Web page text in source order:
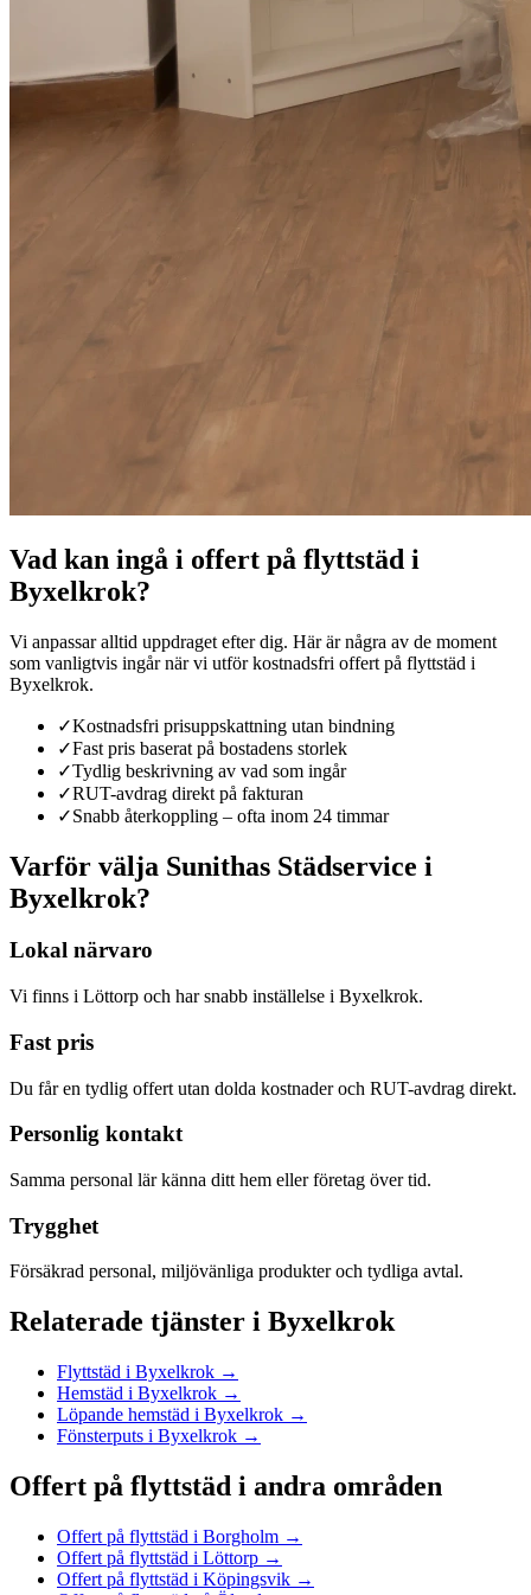
Vad kan ingå i offert på flyttstäd i
Byxelkrok?
Vi anpassar alltid uppdraget efter dig. Här är några av de moment
som vanligtvis ingår när vi utförkostnadsfri offert på flyttstäd i
Byxelkrok.
✓Kostnadsfri prisuppskattning utan bindning
✓Fast pris baserat på bostadens storlek
✓Tydlig beskrivning av vad som ingår
✓RUT-avdrag direkt på fakturan
✓Snabb återkoppling – ofta inom 24 timmar
Varför välja Sunithas Städservice i
Byxelkrok?
Lokal närvaro
Vi finns i Löttorp och har snabb inställelse i Byxelkrok.
Fast pris
Du får en tydlig offert utan dolda kostnader och RUT-avdrag direkt.
Personlig kontakt
Samma personal lär känna ditt hem eller företag över tid.
Trygghet
Försäkrad personal, miljövänliga produkter och tydliga avtal.
Relaterade tjänster i Byxelkrok
Flyttstäd i Byxelkrok →
Hemstäd i Byxelkrok →
Löpande hemstäd i Byxelkrok →
Fönsterputs i Byxelkrok →
Offert på flyttstäd i andra områden
Offert på flyttstäd i Borgholm →
Offert på flyttstäd i Löttorp →
Offert på flyttstäd i Köpingsvik →